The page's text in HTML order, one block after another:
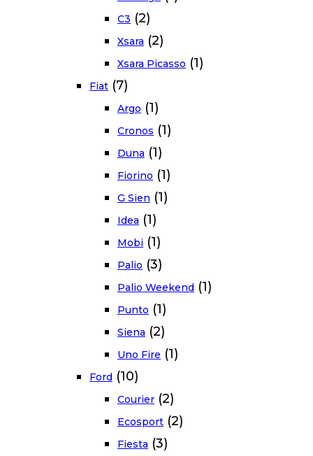
C3 (2)
Xsara (2)
Xsara Picasso (1)
Fiat (7)
Argo (1)
Cronos (1)
Duna (1)
Fiorino (1)
G Sien (1)
Idea (1)
Mobi (1)
Palio (3)
Palio Weekend (1)
Punto (1)
Siena (2)
Uno Fire (1)
Ford (10)
Courier (2)
Ecosport (2)
Fiesta (3)